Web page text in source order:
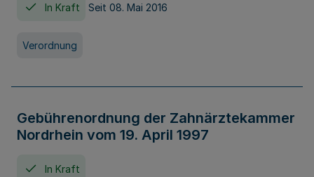
In Kraft Seit 08. Mai 2016
Verordnung
Gebührenordnung der Zahnärztekammer
Nordrhein vom 19. April 1997
In Kraft